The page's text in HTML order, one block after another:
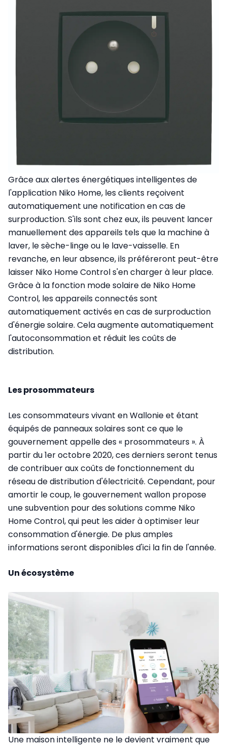
Grâce aux alertes énergétiques intelligentes de
l'application Niko Home, les clients reçoivent
automatiquement une notification en cas de
surproduction. S'ils sont chez eux, ils peuvent lancer
manuellement des appareils tels que la machine à
laver, le sèche-linge ou le lave-vaisselle. En
revanche, en leur absence, ils préféreront peut-être
laisser Niko Home Control s'en charger à leur place.
Grâce à la fonction mode solaire de Niko Home
Control, les appareils connectés sont
automatiquement activés en cas de surproduction
d'énergie solaire. Cela augmente automatiquement
l'autoconsommation et réduit les coûts de
distribution.
Les prosommateurs
Les consommateurs vivant en Wallonie et étant
équipés de panneaux solaires sont ce que le
gouvernement appelle des « prosommateurs ». À
partir du 1er octobre 2020, ces derniers seront tenus
de contribuer aux coûts de fonctionnement du
réseau de distribution d'électricité. Cependant, pour
amortir le coup, le gouvernement wallon propose
une subvention pour des solutions comme Niko
Home Control, qui peut les aider à optimiser leur
consommation d'énergie. De plus amples
informations seront disponibles d'ici la fin de l'année.
Un écosystème
Une maison intelligente ne le devient vraiment que